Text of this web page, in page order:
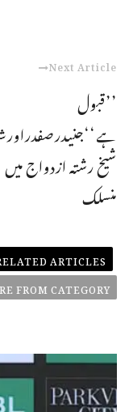
Next Article
’’قبول
شیخ رشتہ ازدواج میں
منسلک
ARTICLES
FROM CATEGORY